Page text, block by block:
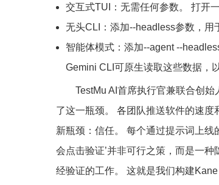
交互式TUI：无需任何参数。 打开
无头CLI：添加--headless参数，用
智能体模式：添加--agent --
Gemini CLI可原生读取这些数据，
TestMu AI首席执行官兼联合创
了这一瓶颈。 各团队推送软件的速
新瓶颈：信任。 每个通过提示词上线
会点击验证’并非可行之策，而是一
经验证的工作。 这就是我们构建